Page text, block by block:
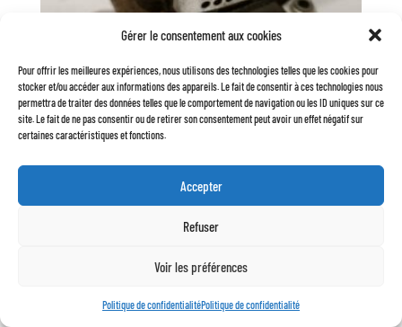
Gérer le consentement aux cookies
Pour offrir les meilleures expériences, nous utilisons des technologies telles que les cookies pour
stocker et/ou accéder aux informations des appareils. Le fait de consentir à ces technologies nous
permettra de traiter des données telles que le comportement de navigation ou les ID uniques sur ce
site. Le fait de ne pas consentir ou de retirer son consentement peut avoir un effet négatif sur
certaines caractéristiques et fonctions.
Accepter
Refuser
Voir les préférences
Politique de confidentialitéPolitique de confidentialité
MOTEUR D’ESSUIE GLACE SEV MARSHALL 12V SANS TRINGLERIE